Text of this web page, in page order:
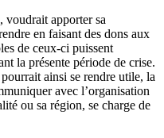
voudrait apporter sa
en faisant des dons aux
de ceux-ci puissent
la présente période de crise.
ainsi se rendre utile, la
avec l’organisation
ou sa région, se charge de